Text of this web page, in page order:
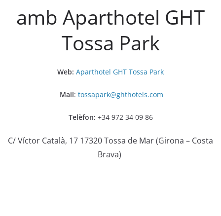
amb Aparthotel GHT
Tossa Park
Web: Aparthotel GHT Tossa Park
Mail: tossapark@ghthotels.com
Telèfon: +34 972 34 09 86
C/ Víctor Català, 17 17320 Tossa de Mar (Girona – Costa
Brava)